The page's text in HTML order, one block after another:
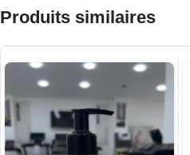
Produits similaires